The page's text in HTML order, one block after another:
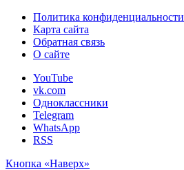
Политика конфиденциальности
Карта сайта
Обратная связь
О сайте
YouTube
vk.com
Одноклассники
Telegram
WhatsApp
RSS
Кнопка «Наверх»